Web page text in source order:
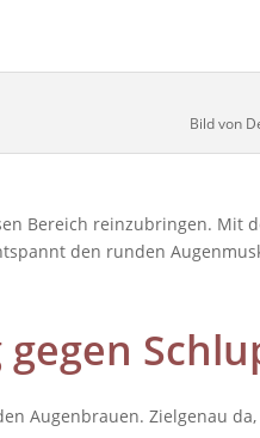
Bild von
Bereich reinzubringen.
den runden
Augenbrauen. Zielgenau